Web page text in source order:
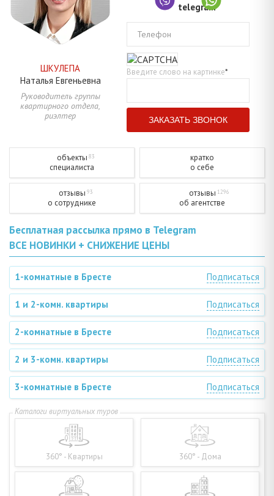
ШКУЛЕПА
Наталья Евгеньевна
Руководитель группы
квартирного отдела,
риэлтер
Телефон
Введите слово на картинке*
объекты 83
специалиста
кратко
о себе
отзывы 93
о сотруднике
отзывы 1296
об агентстве
Бесплатная рассылка прямо в Telegram
ВСЕ НОВИНКИ + СНИЖЕНИЕ ЦЕНЫ
1-комнатные в Бресте Подписаться
1 и 2-комн. квартиры Подписаться
2-комнатные в Бресте Подписаться
2 и 3-комн. квартиры Подписаться
3-комнатные в Бресте Подписаться
360° - Квартиры 360° - Дома